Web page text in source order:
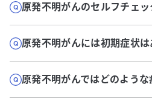
原発不明がんのセルフチェッ
原発不明がんには初期症状は
原発不明がんではどのような